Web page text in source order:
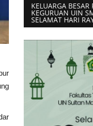
KELUARGA
KEGURUAN UIN
SELAMAT HARI